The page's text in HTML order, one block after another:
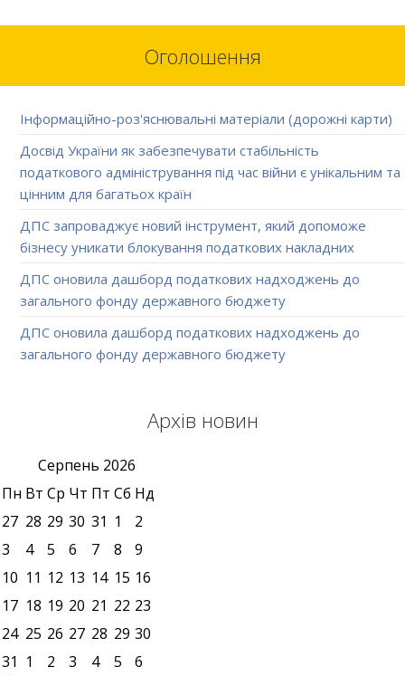
Оголошення
Інформаційно-роз'яснювальні матеріали (дорожні карти)
Досвід України як забезпечувати стабільність
податкового адміністрування під час війни є унікальним та
цінним для багатьох країн
ДПС запроваджує новий інструмент, який допоможе
бізнесу уникати блокування податкових накладних
ДПС оновила дашборд податкових надходжень до
загального фонду державного бюджету
ДПС оновила дашборд податкових надходжень до
загального фонду державного бюджету
Архів новин
Серпень 2026
Пн Вт Ср Чт Пт Сб Нд
27 28 29 30 31 1
2
3
4 5 6 7 8
9
10 11 12 13 14 15 16
17 18 19 20 21 22 23
24 25 26 27 28 29 30
31 1 2 3 4 5 6